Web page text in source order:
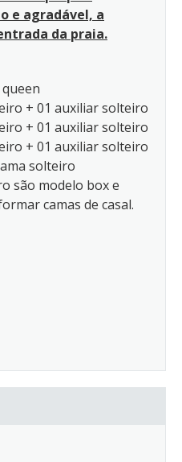
e agradável, a
da praia.
+ 01 auxiliar solteiro
+ 01 auxiliar solteiro
+ 01 auxiliar solteiro
solteiro
são modelo box e
camas de casal.